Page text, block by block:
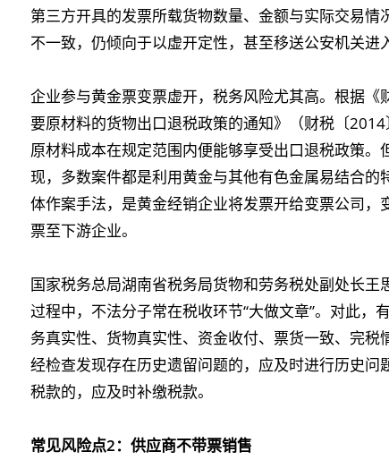
第三方开具的发票所载货物数量、金额与实际交易
不一致，仍倾向于以虚开定性，甚至移送公安机关进
企业参与黄金票变票虚开，税务风险尤其高。根据
要原材料的货物出口退税政策的通知》（财税〔
原材料成本在规定范围内便能够享受出口退税政策
现，多数案件都是利用黄金与其他有色金属易结合
体作案手法，是黄金经销企业将发票开给变票公司
票至下游企业。
国家税务总局湖南省税务局货物和劳务税处副处长
过程中，不法分子常在税收环节“大做文章”。对此，
务真实性、货物真实性、资金收付、票货一致、完税
经检查发现存在历史遗留问题的，应及时进行历史
税款的，应及时补缴税款。
常见风险点2：供应商不带票销售